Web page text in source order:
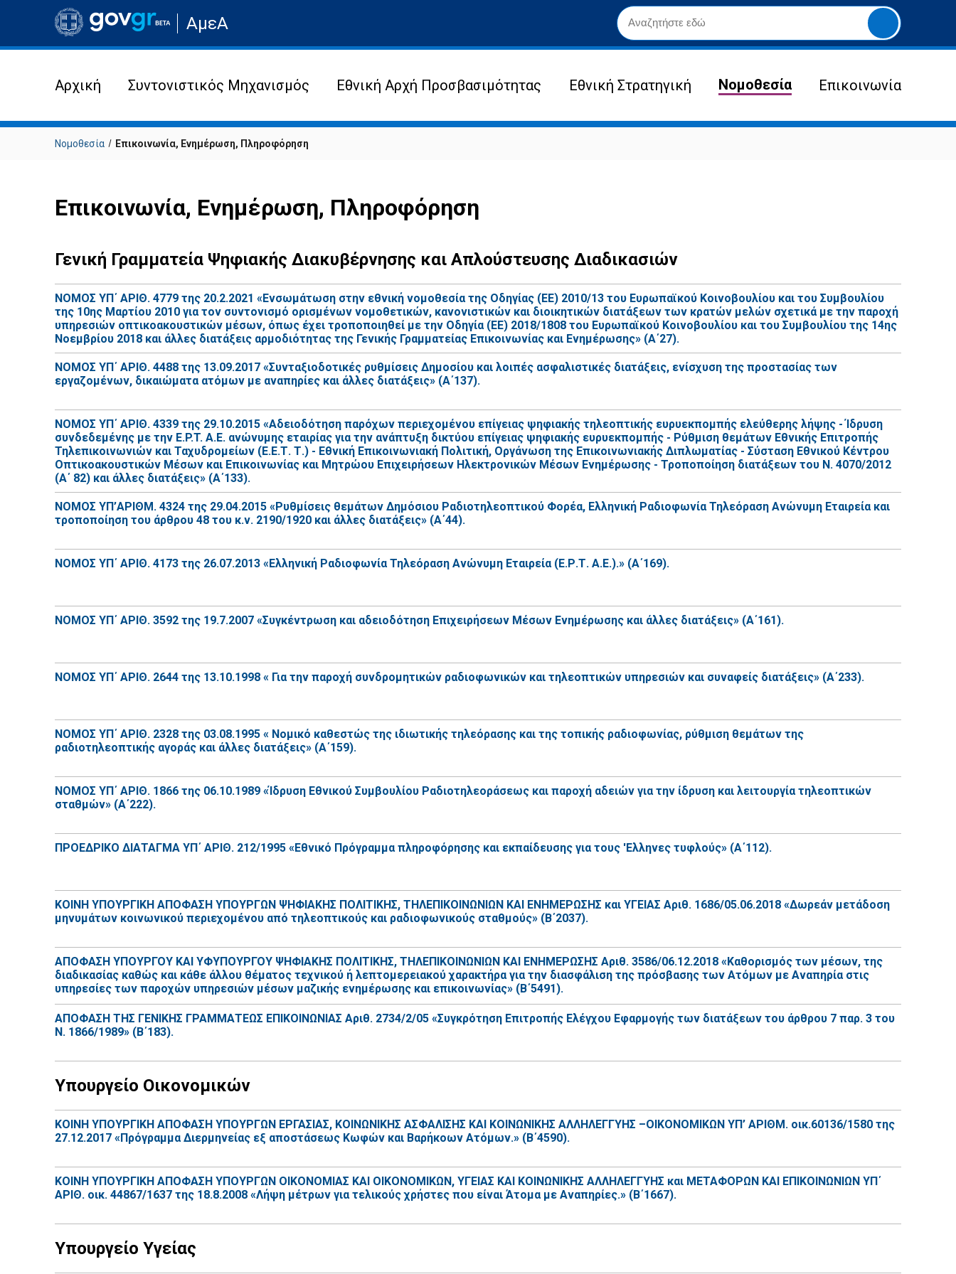
Μετάβαση
στην
σελίδα
ιστότοπου
ΑμεΑ
Yποβολή
αναζήτησης
Αρχική Συντονιστικός Μηχανισμός Εθνική Αρχή Προσβασιμότητας Εθνική Στρατηγική Νομοθεσία Επικοινωνία
Νομοθεσία Επικοινωνία, Ενημέρωση, Πληροφόρηση
Επικοινωνία, Ενημέρωση, Πληροφόρηση
Γενική Γραμματεία Ψηφιακής Διακυβέρνησης και Απλούστευσης Διαδικασιών
ΝΟΜΟΣ ΥΠ΄ ΑΡΙΘ. 4779 της 20.2.2021 «Ενσωμάτωση στην εθνική νομοθεσία της Οδηγίας (ΕΕ) 2010/13 του Ευρωπαϊκού Κοινοβουλίου και του Συμβουλίου
της 10ης Μαρτίου 2010 για τον συντονισμό ορισμένων νομοθετικών, κανονιστικών και διοικητικών διατάξεων των κρατών μελών σχετικά με την παροχή
υπηρεσιών οπτικοακουστικών μέσων, όπως έχει τροποποιηθεί με την Οδηγία (ΕΕ) 2018/1808 του Ευρωπαϊκού Κοινοβουλίου και του Συμβουλίου της 14ης
Νοεμβρίου 2018 και άλλες διατάξεις αρμοδιότητας της Γενικής Γραμματείας Επικοινωνίας και Ενημέρωσης» (Α΄27).
ΝΟΜΟΣ ΥΠ΄ ΑΡΙΘ. 4488 της 13.09.2017 «Συνταξιοδοτικές ρυθμίσεις Δημοσίου και λοιπές ασφαλιστικές διατάξεις, ενίσχυση της προστασίας των
εργαζομένων, δικαιώματα ατόμων με αναπηρίες και άλλες διατάξεις» (Α΄137).
ΝΟΜΟΣ ΥΠ΄ ΑΡΙΘ. 4339 της 29.10.2015 «Αδειοδότηση παρόχων περιεχομένου επίγειας ψηφιακής τηλεοπτικής ευρυεκπομπής ελεύθερης λήψης - Ίδρυση
συνδεδεμένης με την Ε.P.T. Α.Ε. ανώνυμης εταιρίας για την ανάπτυξη δικτύου επίγειας ψηφιακής ευρυεκπομπής - Ρύθμιση θεμάτων Εθνικής Επιτροπής
Τηλεπικοινωνιών και Ταχυδρομείων (Ε.Ε.Τ. Τ.) - Εθνική Επικοινωνιακή Πολιτική, Οργάνωση της Επικοινωνιακής Διπλωματίας - Σύσταση Εθνικού Κέντρου
Οπτικοακουστικών Μέσων και Επικοινωνίας και Μητρώου Επιχειρήσεων Ηλεκτρονικών Μέσων Ενημέρωσης - Τροποποίηση διατάξεων του Ν. 4070/2012
(Α΄ 82) και άλλες διατάξεις» (Α΄133).
ΝΟΜΟΣ ΥΠ’ΑΡΙΘΜ. 4324 της 29.04.2015 «Ρυθμίσεις θεμάτων Δημόσιου Ραδιοτηλεοπτικού Φορέα, Ελληνική Ραδιοφωνία Τηλεόραση Ανώνυμη Εταιρεία και
τροποποίηση του άρθρου 48 του κ.ν. 2190/1920 και άλλες διατάξεις» (Α΄44).
ΝΟΜΟΣ ΥΠ΄ ΑΡΙΘ. 4173 της 26.07.2013 «Ελληνική Ραδιοφωνία Τηλεόραση Ανώνυμη Εταιρεία (Ε.Ρ.Τ. Α.Ε.).» (Α΄169).
ΝΟΜΟΣ ΥΠ΄ ΑΡΙΘ. 3592 της 19.7.2007 «Συγκέντρωση και αδειοδότηση Επιχειρήσεων Μέσων Ενημέρωσης και άλλες διατάξεις» (Α΄161).
ΝΟΜΟΣ ΥΠ΄ ΑΡΙΘ. 2644 της 13.10.1998 « Για την παροχή συνδρομητικών ραδιοφωνικών και τηλεοπτικών υπηρεσιών και συναφείς διατάξεις» (Α΄233).
ΝΟΜΟΣ ΥΠ΄ ΑΡΙΘ. 2328 της 03.08.1995 « Νομικό καθεστώς της ιδιωτικής τηλεόρασης και της τοπικής ραδιοφωνίας, ρύθμιση θεμάτων της
ραδιοτηλεοπτικής αγοράς και άλλες διατάξεις» (Α΄159).
ΝΟΜΟΣ ΥΠ΄ ΑΡΙΘ. 1866 της 06.10.1989 «Ίδρυση Εθνικού Συμβουλίου Ραδιοτηλεοράσεως και παροχή αδειών για την ίδρυση και λειτουργία τηλεοπτικών
σταθμών» (Α΄222).
ΠΡΟΕΔΡΙΚΟ ΔΙΑΤΑΓΜΑ ΥΠ΄ ΑΡΙΘ. 212/1995 «Εθνικό Πρόγραμμα πληροφόρησης και εκπαίδευσης για τους 'Ελληνες τυφλούς» (Α΄112).
ΚΟΙΝΗ ΥΠΟΥΡΓΙΚΗ ΑΠΟΦΑΣΗ ΥΠΟΥΡΓΩΝ ΨΗΦΙΑΚΗΣ ΠΟΛΙΤΙΚΗΣ, ΤΗΛΕΠΙΚΟΙΝΩΝΙΩΝ ΚΑΙ ΕΝΗΜΕΡΩΣΗΣ και ΥΓΕΙΑΣ Αριθ. 1686/05.06.2018 «Δωρεάν μετάδοση
μηνυμάτων κοινωνικού περιεχομένου από τηλεοπτικούς και ραδιοφωνικούς σταθμούς» (Β΄2037).
ΑΠΟΦΑΣΗ ΥΠΟΥΡΓΟΥ ΚΑΙ ΥΦΥΠΟΥΡΓΟΥ ΨΗΦΙΑΚΗΣ ΠΟΛΙΤΙΚΗΣ, ΤΗΛΕΠΙΚΟΙΝΩΝΙΩΝ ΚΑΙ ΕΝΗΜΕΡΩΣΗΣ Αριθ. 3586/06.12.2018 «Καθορισμός των μέσων, της
διαδικασίας καθώς και κάθε άλλου θέματος τεχνικού ή λεπτομερειακού χαρακτήρα για την διασφάλιση της πρόσβασης των Ατόμων με Αναπηρία στις
υπηρεσίες των παροχών υπηρεσιών μέσων μαζικής ενημέρωσης και επικοινωνίας» (Β΄5491).
ΑΠΟΦΑΣΗ ΤΗΣ ΓΕΝΙΚΗΣ ΓΡΑΜΜΑΤΕΩΣ ΕΠΙΚΟΙΝΩΝΙΑΣ Αριθ. 2734/2/05 «Συγκρότηση Επιτροπής Ελέγχου Εφαρμογής των διατάξεων του άρθρου 7 παρ. 3 του
Ν. 1866/1989» (Β΄183).
Υπουργείο Οικονομικών
ΚΟΙΝΗ ΥΠΟΥΡΓΙΚΗ ΑΠΟΦΑΣΗ ΥΠΟΥΡΓΩΝ ΕΡΓΑΣΙΑΣ, ΚΟΙΝΩΝΙΚΗΣ ΑΣΦΑΛΙΣΗΣ ΚΑΙ ΚΟΙΝΩΝΙΚΗΣ ΑΛΛΗΛΕΓΓΥΗΣ –ΟΙΚΟΝΟΜΙΚΩΝ ΥΠ’ ΑΡΙΘΜ. οικ.60136/1580 της
27.12.2017 «Πρόγραμμα Διερμηνείας εξ αποστάσεως Κωφών και Βαρήκοων Ατόμων.» (Β΄4590).
ΚΟΙΝΗ ΥΠΟΥΡΓΙΚΗ ΑΠΟΦΑΣΗ ΥΠΟΥΡΓΩΝ ΟΙΚΟΝΟΜΙΑΣ ΚΑΙ ΟΙΚΟΝΟΜΙΚΩΝ, ΥΓΕΙΑΣ ΚΑΙ ΚΟΙΝΩΝΙΚΗΣ ΑΛΛΗΛΕΓΓΥΗΣ και ΜΕΤΑΦΟΡΩΝ ΚΑΙ ΕΠΙΚΟΙΝΩΝΙΩΝ ΥΠ΄
ΑΡΙΘ. oικ. 44867/1637 της 18.8.2008 «Λήψη μέτρων για τελικούς χρήστες που είναι Άτομα με Αναπηρίες.» (Β΄1667).
Υπουργείο Υγείας